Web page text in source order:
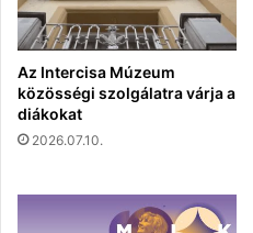
Az Intercisa Múzeum
közösségi szolgálatra várja a
diákokat
2026.07.10.